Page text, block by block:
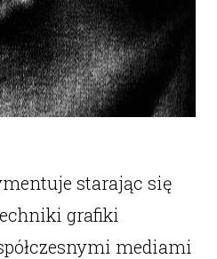
starając się
grafiki
mediami